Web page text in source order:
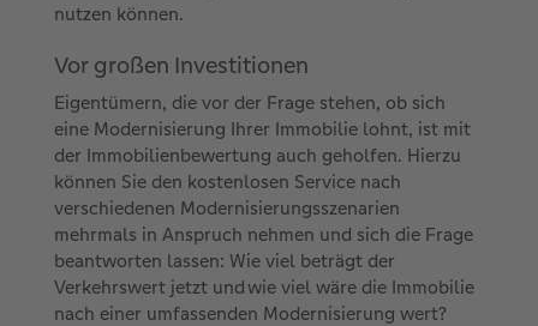
nutzen können.
Vor großen Investitionen
Eigentümern, die vor der Frage stehen, ob sich
eine Modernisierung Ihrer Immobilie lohnt, ist mit
der Immobilienbewertung auch geholfen. Hierzu
können Sie den kostenlosen Service nach
verschiedenen Modernisierungsszenarien
mehrmals in Anspruch nehmen und sich die Frage
beantworten lassen: Wie viel beträgt der
Verkehrswert jetzt und wie viel wäre die Immobilie
nach einer umfassenden Modernisierung wert?